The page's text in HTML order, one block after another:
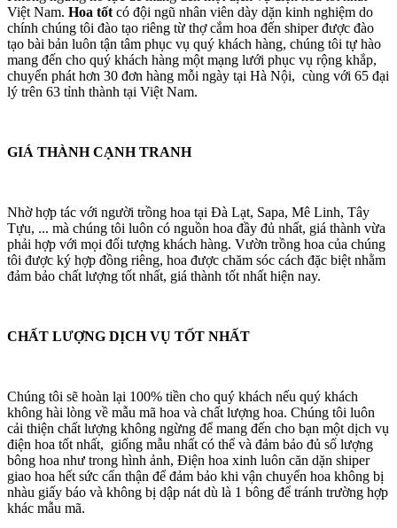
Việt Nam. Hoa tốt có đội ngũ nhân viên dày dặn kinh nghiệm do
chính chúng tôi đào tạo riêng từ thợ cắm hoa đến shiper được đào
tạo bài bản luôn tận tâm phục vụ quý khách hàng, chúng tôi tự hào
mang đến cho quý khách hàng một mạng lưới phục vụ rộng khắp,
chuyển phát hơn 30 đơn hàng mỗi ngày tại Hà Nội, cùng với 65 đại
lý trên 63 tỉnh thành tại Việt Nam.
GIÁ THÀNH CẠNH TRANH
Nhờ hợp tác với người trồng hoa tại Đà Lạt, Sapa, Mê Linh, Tây
Tựu, ... mà chúng tôi luôn có nguồn hoa đầy đủ nhất, giá thành vừa
phải hợp với mọi đối tượng khách hàng. Vườn trồng hoa của chúng
tôi được ký hợp đồng riêng, hoa được chăm sóc cách đặc biệt nhằm
đảm bảo chất lượng tốt nhất, giá thành tốt nhất hiện nay.
CHẤT LƯỢNG DỊCH VỤ TỐT NHẤT
Chúng tôi sẽ hoàn lại 100% tiền cho quý khách nếu quý khách
không hài lòng về mẫu mã hoa và chất lượng hoa. Chúng tôi luôn
cải thiện chất lượng không ngừng để mang đến cho bạn một dịch vụ
điện hoa tốt nhất, giống mẫu nhất có thể và đảm bảo đủ số lượng
bông hoa như trong hình ảnh, Điện hoa xinh luôn căn dặn shiper
giao hoa hết sức cẩn thận để đảm bảo khi vận chuyển hoa không bị
nhàu giấy báo và không bị dập nát dù là 1 bông để tránh trường hợp
khác mẫu mã.